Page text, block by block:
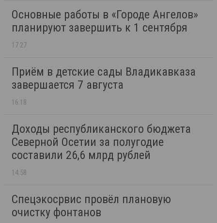
Основные работы в «Городе Ангелов»
планируют завершить к 1 сентября
17:27
Приём в детские сады Владикавказа
завершается 7 августа
16:18
Доходы республиканского бюджета
Северной Осетии за полугодие
составили 26,6 млрд рублей
14:58
Спецэкосрвис провёл плановую
очистку фонтанов